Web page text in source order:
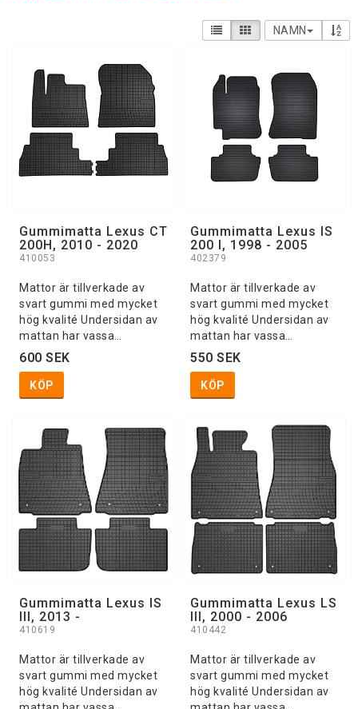
NAMN
Gummimatta Lexus CT
200H, 2010 - 2020
410053
Mattor är tillverkade av
svart gummi med mycket
hög kvalité Undersidan av
mattan har vassa…
600 SEK
KÖP
Gummimatta Lexus IS
200 I, 1998 - 2005
402379
Mattor är tillverkade av
svart gummi med mycket
hög kvalité Undersidan av
mattan har vassa…
550 SEK
KÖP
Gummimatta Lexus IS
III, 2013 -
410619
Mattor är tillverkade av
svart gummi med mycket
hög kvalité Undersidan av
Gummimatta Lexus LS
III, 2000 - 2006
410442
Mattor är tillverkade av
svart gummi med mycket
hög kvalité Undersidan av